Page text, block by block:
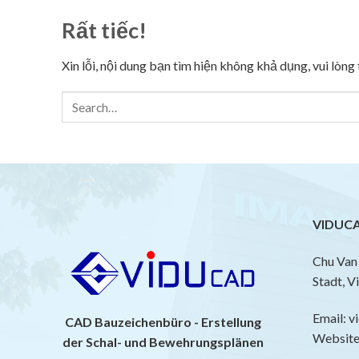
Rất tiếc!
Xin lỗi, nội dung bạn tìm hiện không khả dụng, vui
CAD Bauzeichenbüro - Erstellung
der Schal- und Bewehrungsplänen
Chu
Stadt,
Email: